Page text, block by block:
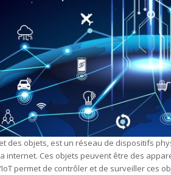
des objets, est un réseau de dispositifs
internet. Ces objets peuvent être des
permet de contrôler et de surveiller ces